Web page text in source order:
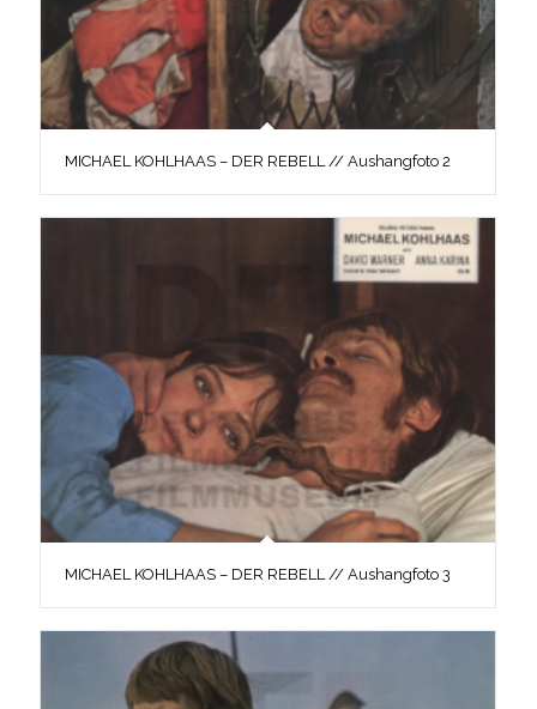
MICHAEL KOHLHAAS – DER REBELL // Aushangfoto 2
MICHAEL KOHLHAAS – DER REBELL // Aushangfoto 3